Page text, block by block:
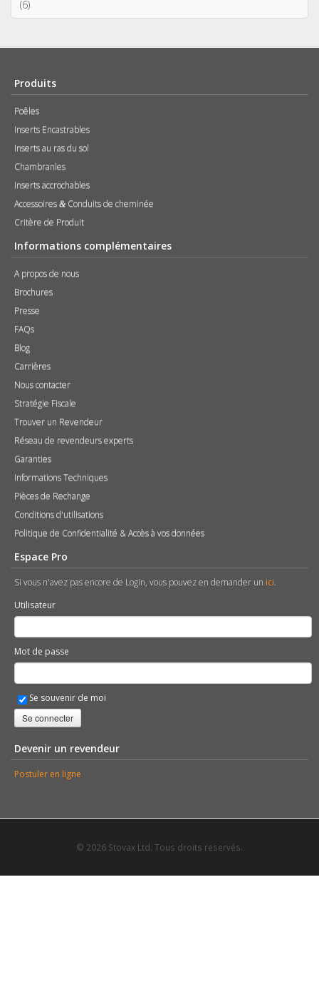
(6)
Produits
Poêles
Inserts Encastrables
Inserts au ras du sol
Chambranles
Inserts accrochables
Accessoires & Conduits de cheminée
Critère de Produit
Informations complémentaires
A propos de nous
Brochures
Presse
FAQs
Blog
Carrières
Nous contacter
Stratégie Fiscale
Trouver un Revendeur
Réseau de revendeurs experts
Garanties
Informations Techniques
Pièces de Rechange
Conditions d'utilisations
Politique de Confidentialité & Accès à vos données
Espace Pro
Si vous n'avez pas encore de Login, vous pouvez en demander un ici.
Utilisateur
Mot de passe
Se souvenir de moi
Se connecter
Devenir un revendeur
Postuler en ligne
© 2026 Stovax Ltd. Tous droits reservés.